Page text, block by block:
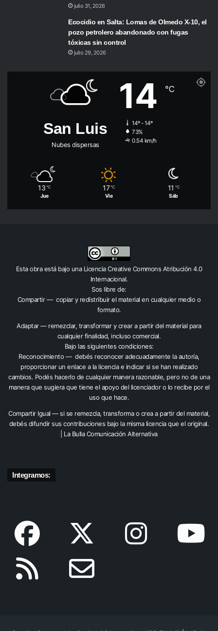
julio 31, 2026
Ecocidio en Salta: Lomas de Olmedo X-10, el
pozo petrolero abandonado con fugas
tóxicas sin control
julio 29, 2026
San Luis
Nubes dispersas
14 ℃
14º - 14º
73%
0.54 km/h
13 ℃
Jue
17 ℃
Vie
11 ℃
Sáb
Esta obra está bajo una Licencia Creative Commons Atribución 4.0
Internacional.
Sos libre de:
Compartir — copiar y redistribuir el material en cualquier medio o
formato.
Adaptar — remezclar, transformar y crear a partir del material para
cualquier finalidad, incluso comercial.
Bajo las siguientes condiciones:
Reconocimiento — debés reconocer adecuadamente la autoría,
proporcionar un enlace a la licencia e indicar si se han realizado
cambios. Podés hacerlo de cualquier manera razonable, pero no de una
manera que sugiera que tiene el apoyo del licenciador o lo recibe por el
uso que hace.
Compartir Igual — si se remezcla, transforma o crea a partir del material,
debés difundir sus contribuciones bajo la misma licencia que el original.
| La Bulla Comunicación Alternativa
Integramos: